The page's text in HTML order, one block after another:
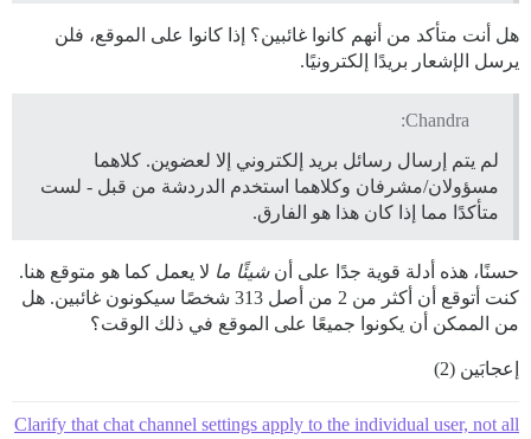
هل أنت متأكد من أنهم كانوا غائبين؟ إذا كانوا على الموقع، فلن
يرسل الإشعار بريدًا إلكترونيًا.
Chandra:
لم يتم إرسال رسائل بريد إلكتروني إلا لعضوين. كلاهما
مسؤولان/مشرفان وكلاهما استخدم الدردشة من قبل - لست
متأكدًا مما إذا كان هذا هو الفارق.
حسنًا، هذه أدلة قوية جدًا على أنشيئًا ما لا يعمل كما هو متوقع هنا.
كنت أتوقع أن أكثر من 2 من أصل 313 شخصًا سيكونون غائبين. هل
من الممكن أن يكونوا جميعًا على الموقع في ذلك الوقت؟
إعجابَين (2)
Clarify that chat channel settings apply to the individual user, not all